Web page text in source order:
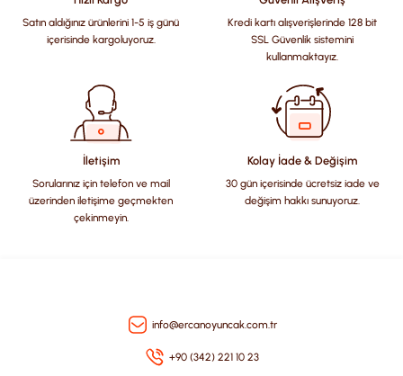
Ürün resmi kalitesiz, bozuk veya görüntülenemiyor.
Ürün açıklamasında eksik bilgiler bulunuyor.
Ürün bilgilerinde hatalar bulunuyor.
Ürün fiyatı diğer sitelerden daha pahalı.
Bu ürüne benzer farklı alternatifler olmalı.
Satın aldığınız ürünlerini 1-5 iş günü
içerisinde kargoluyoruz.
Kredi kartı alışverişlerinde 128 bit
SSL Güvenlik sistemini
kullanmaktayız.
İletişim
Sorularınız için telefon ve mail
üzerinden iletişime geçmekten
çekinmeyin.
Kolay İade & Değişim
30 gün içerisinde ücretsiz iade ve
değişim hakkı sunuyoruz.
info@ercanoyuncak.com.tr
+90 (342) 221 10 23